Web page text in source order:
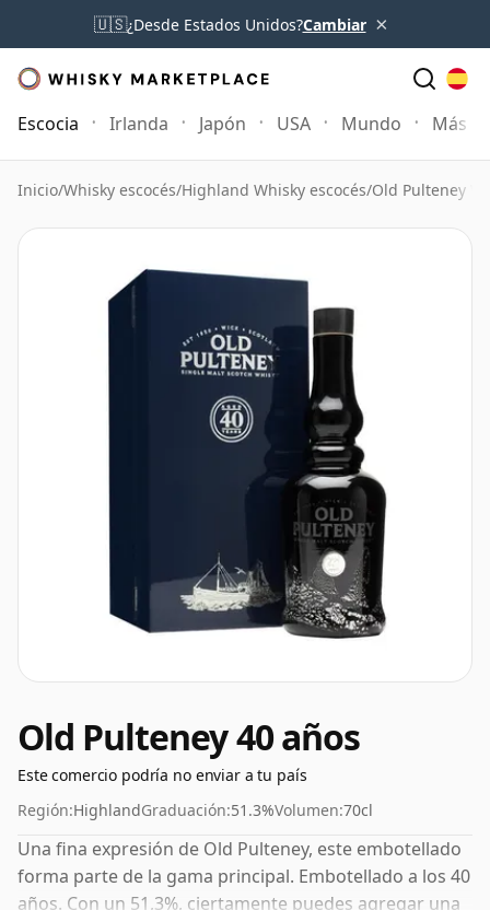
🇺🇸¿Desde Estados Unidos?Cambiar ×
Escocia Irlanda Japón USA Mundo Más
Inicio/Whisky escocés/Highland Whisky escocés/Old Pulteney
Old Pulteney 40 años
Este comercio podría no enviar a tu país
Región:HighlandGraduación:51.3%Volumen:70cl
Una fina expresión de Old Pulteney, este embotellado
forma parte de la gama principal. Embotellado a los 40
años. Con un 51,3%, ciertamente puedes agregar una